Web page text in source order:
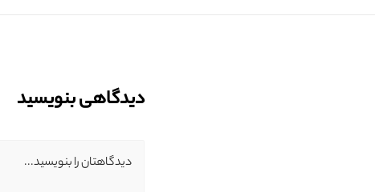
دیدگاهی بنویسید
دیدگاهتان را بنویسید...